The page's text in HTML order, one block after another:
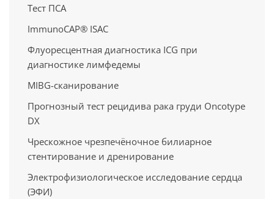
Тест ПСА
ImmunoCAP® ISAC
Флуоресцентная диагностика ICG при
диагностике лимфедемы
MIBG-сканирование
Прогнозный тест рецидива рака груди Oncotype
DX
Чрескожное чрезпечёночное билиарное
стентирование и дренирование
Электрофизиологическое исследование сердца
(ЭФИ)